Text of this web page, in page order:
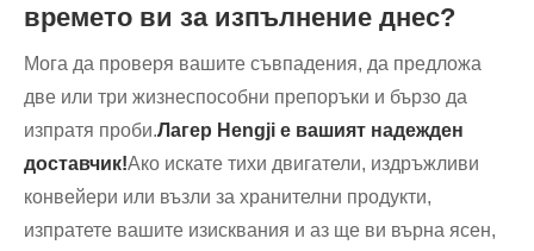
времето ви за изпълнение днес?
Мога да проверя вашите съвпадения, да предложа
две или три жизнеспособни препоръки и бързо да
изпратя проби.Лагер Hengji е вашият надежден
доставчик!Ако искате тихи двигатели, издръжливи
конвейери или възли за хранителни продукти,
изпратете вашите изисквания и аз ще ви върна ясен,